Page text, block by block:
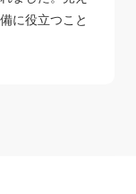
に役立つこと